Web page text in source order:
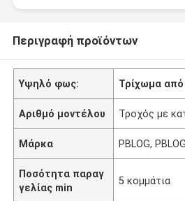
Περιγραφή προϊόντων
Υψηλό φως: Τρίχωμα από
Αριθμό μοντέλου Τροχός με
Μάρκα PBLOG, PBLOG
Ποσότητα παραγ
γελίας min
5 κομμάτια